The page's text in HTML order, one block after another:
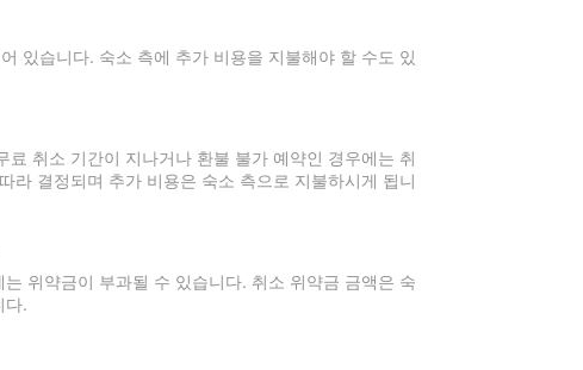
있습니다. 숙소 측에 추가 비용을 지불해야 할 수도 있
취소 기간이 지나거나 환불 불가 예약인 경우에는 취
라 결정되며 추가 비용은 숙소 측으로 지불하시게 됩니
위약금이 부과될 수 있습니다. 취소 위약금 금액은 숙
다.